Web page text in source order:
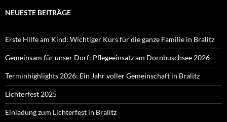
NEUESTE BEITRÄGE
Erste Hilfe am Kind: Wichtiger Kurs für die ganze Familie in Bralitz
Gemeinsam für unser Dorf: Pflegeeinsatz am Dornbuschsee 2026
Terminhighlights 2026: Ein Jahr voller Gemeinschaft in Bralitz
Lichterfest 2025
Einladung zum Lichterfest in Bralitz